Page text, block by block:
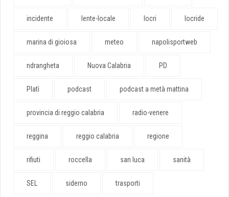
incidente lente-locale locri locride
marina di gioiosa meteo napolisportweb
ndrangheta Nuova Calabria PD
Platì podcast podcast a metà mattina
provincia di reggio calabria radio-venere
reggina reggio calabria regione
rifiuti roccella san luca sanità
SEL siderno trasporti